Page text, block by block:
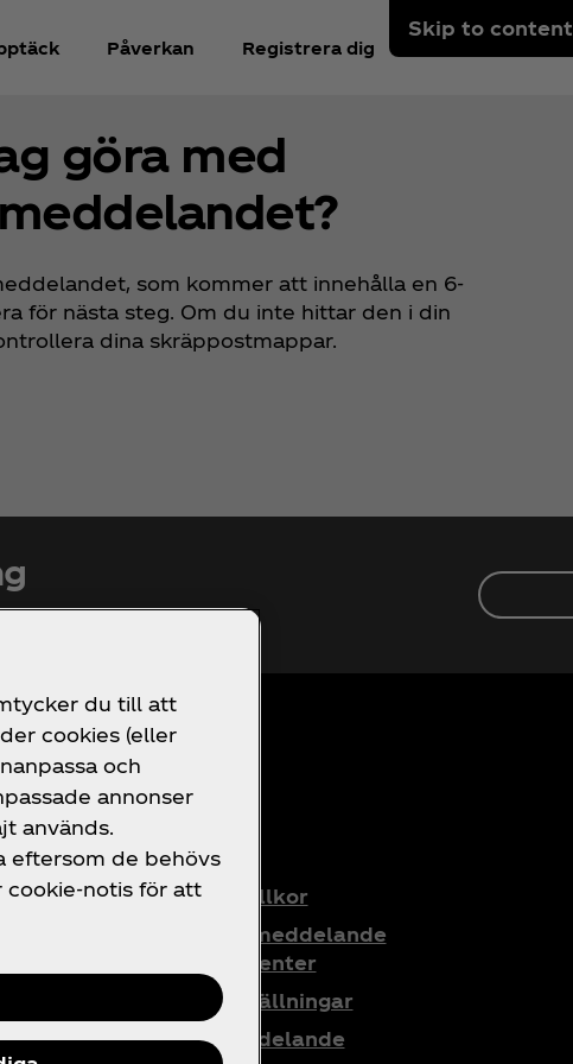
Skip to content
Påverkan Registrera dig
göra med
som kommer att innehålla en 6-
för nästa steg. Om du inte hittar den i din
dina skräppostmappar.
som rör Coca‑Cola!
hjälp?Juridik
Användarvillkor
Integritetsmeddelande
för konsumenter
Cookie-inställningar
Cookiemeddelande
du till att
cookies (eller
och
annonser
används.
eftersom de behövs
cookie-notis för att